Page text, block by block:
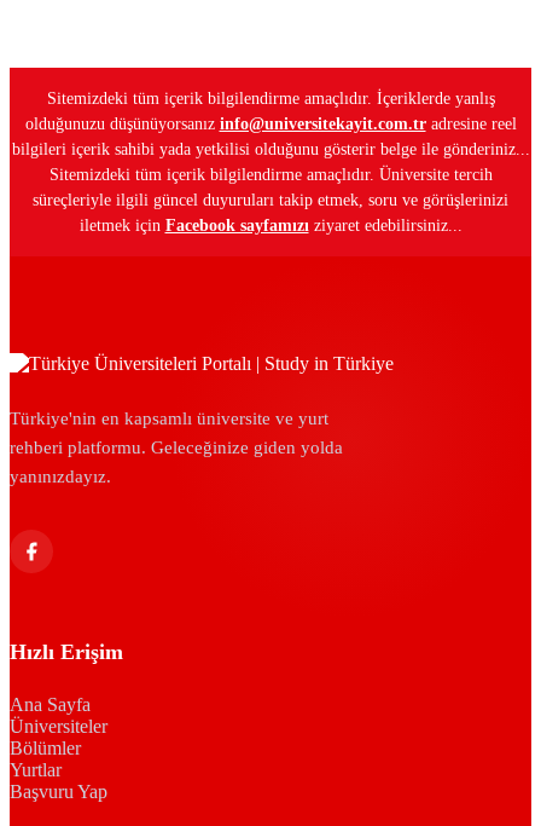
Sitemizdeki tüm içerik bilgilendirme amaçlıdır. İçeriklerde yanlış
olduğunuzu düşünüyorsanız info@universitekayit.com.tradresine reel
bilgileri içerik sahibi yada yetkilisi olduğunu gösterir belge ile gönderiniz...
Sitemizdeki tüm içerik bilgilendirme amaçlıdır. Üniversite tercih
süreçleriyle ilgili güncel duyuruları takip etmek, soru ve görüşlerinizi
iletmek için Facebook sayfamızı ziyaret edebilirsiniz...
Türkiye'nin en kapsamlı üniversite ve yurt
rehberi platformu. Geleceğinize giden yolda
yanınızdayız.
Hızlı Erişim
Ana Sayfa
Üniversiteler
Bölümler
Yurtlar
Başvuru Yap